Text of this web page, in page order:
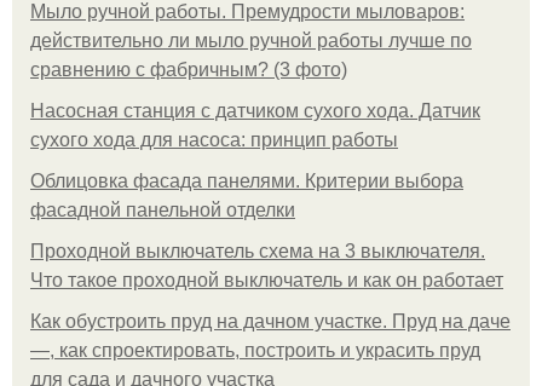
Мыло ручной работы. Премудрости мыловаров:
действительно ли мыло ручной работы лучше по
сравнению с фабричным? (3 фото)
Насосная станция с датчиком сухого хода. Датчик
сухого хода для насоса: принцип работы
Облицовка фасада панелями. Критерии выбора
фасадной панельной отделки
Проходной выключатель схема на 3 выключателя.
Что такое проходной выключатель и как он работает
Как обустроить пруд на дачном участке. Пруд на даче
—, как спроектировать, построить и украсить пруд
для сада и дачного участка